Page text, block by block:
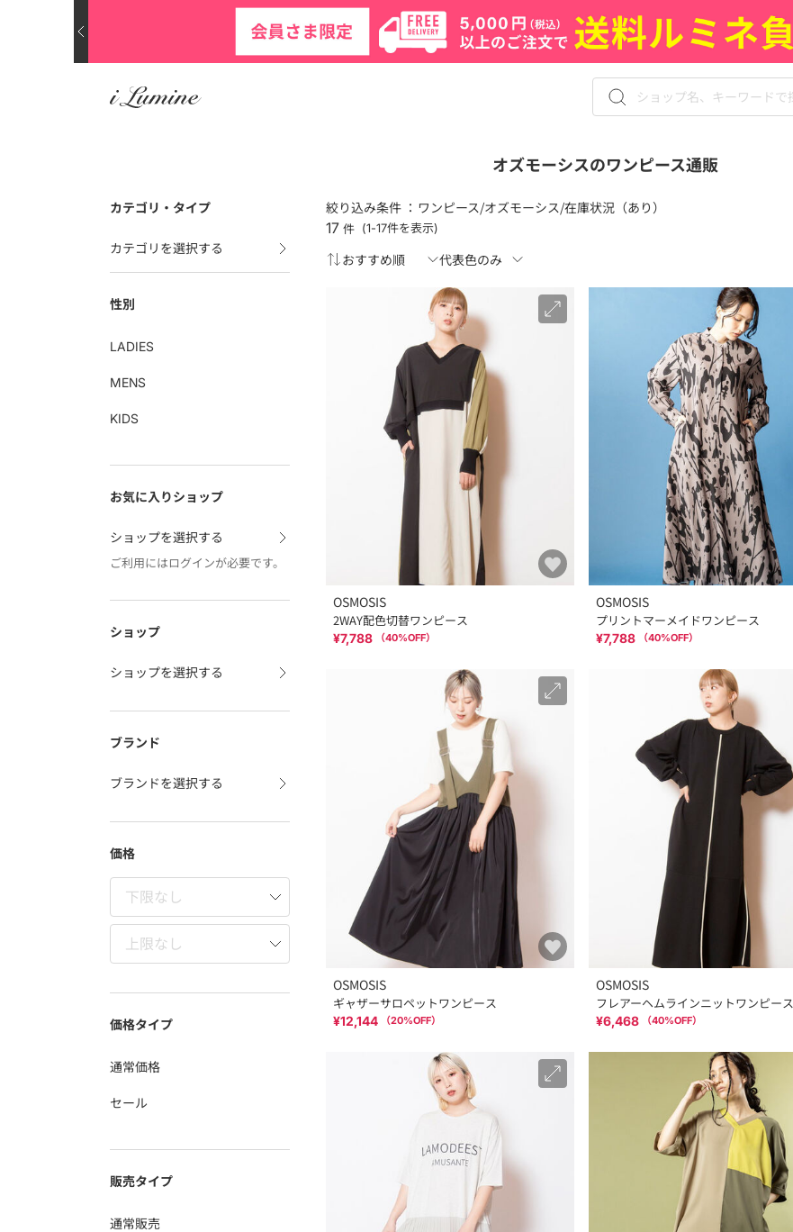
オズモーシスのワンピース通販
カテゴリ・タイプ
カテゴリを選択する
性別
LADIES
MENS
KIDS
お気に入りショップ
ショップを選択する
ご利用にはログインが必要です。
ショップ
ショップを選択する
ブランド
ブランドを選択する
価格
価格タイプ
通常価格
セール
販売タイプ
通常販売
絞り込み条件 ： ワンピース/オズモーシス/在庫状況（あり）
17 件 (1-17件を表示)
OSMOSIS
2WAY配色切替ワンピース
¥7,788 （40%OFF）
OSMOSIS
プリントマーメイドワンピース
¥7,788 （40%OFF）
OSMOSIS
ギャザーサロペットワンピース
¥12,144 （20%OFF）
OSMOSIS
フレアーヘムラインニットワンピース
¥6,468 （40%OFF）